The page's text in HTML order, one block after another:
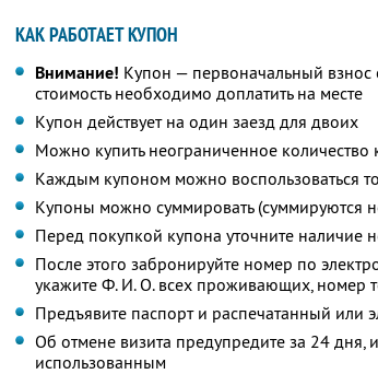
КАК РАБОТАЕТ КУПОН
Внимание! Купон — первоначальный взнос
стоимость необходимо доплатить на месте
Купон действует на один заезд для двоих
Можно купить неограниченное количество
Каждым купоном можно воспользоваться
Купоны можно суммировать (суммируются
Перед покупкой купона уточните наличие
После этого забронируйте номер по
укажите Ф. И. О.всех проживающих, номер
Предъявите паспорт и распечатанный или
Об отмене визита предупредите за 24 дня,
использованным